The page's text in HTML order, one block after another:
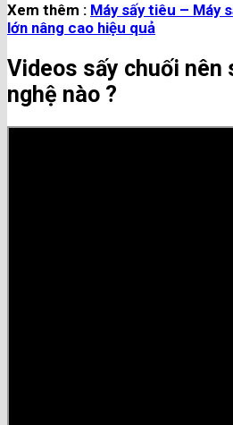
Xem thêm : Máy sấy tiêu – Máy
lớn nâng cao hiệu quả
Videos sấy chuối nên
nghệ nào ?